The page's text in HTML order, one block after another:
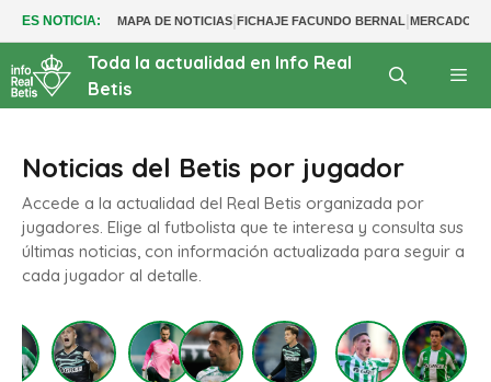
ES NOTICIA: MAPA DE NOTICIAS|FICHAJE FACUNDO BERNAL|MERCADO
Toda la actualidad en Info Real
Betis
Noticias del Betis por jugador
Accede a la actualidad del Real Betis organizada por
jugadores. Elige al futbolista que te interesa y consulta sus
últimas noticias, con información actualizada para seguir a
cada jugador al detalle.